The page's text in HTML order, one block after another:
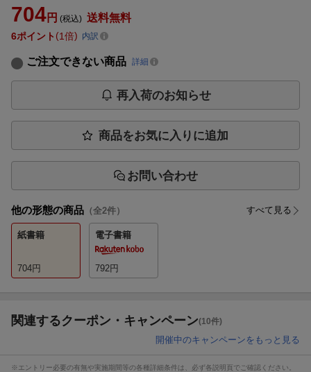
704円 (税込) 送料無料
6ポイント 1倍 内訳
ご注文できない商品 詳細
再入荷のお知らせ
商品をお気に入りに追加
お問い合わせ
他の形態の商品 （全2件） すべて見る
紙書籍
704円
電子書籍
792円
関連するクーポン・キャンペーン(10件)
開催中のキャンペーンをもっと見る
※エントリー必要の有無や実施期間等の各種詳細条件は、必ず各説明頁でご確認ください。